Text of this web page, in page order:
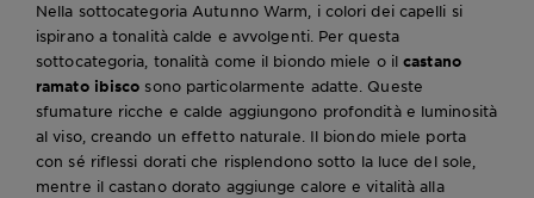
Nella sottocategoria Autunno Warm, i colori dei capelli si
ispirano a tonalità calde e avvolgenti. Per questa
sottocategoria, tonalità come il biondo miele o ilcastano
ramato ibisco sono particolarmente adatte. Queste
sfumature ricche e calde aggiungono profondità e luminosità
al viso, creando un effetto naturale. Il biondo miele porta
con sé riflessi dorati che risplendono sotto la luce del sole,
mentre il castano dorato aggiunge calore e vitalità alla